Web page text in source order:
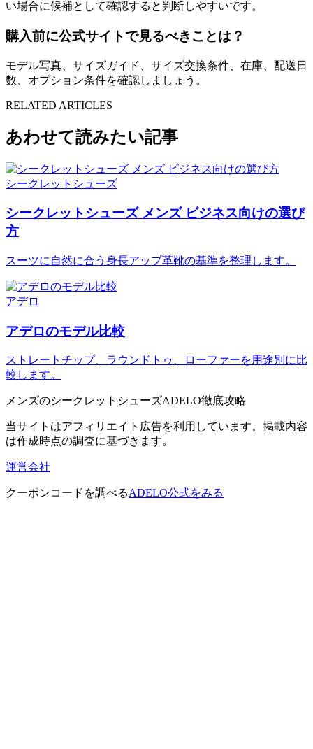
い場合に候補として確認すると判断しやすいです。
購入前に公式サイトで見るべきことは？
モデル写真、サイズガイド、サイズ交換条件、在庫、配送日
数、オプション条件を確認しましょう。
RELATED ARTICLES
あわせて読みたい記事
シークレットシューズ
シークレットシューズ メンズ ビジネス向けの選び
方
スーツに自然に合う身長アップ革靴の基準を整理します。
アデロ
アデロのモデル比較
ストレートチップ、ラウンドトゥ、ローファーを用途別に比
較します。
メンズのシークレットシューズADELO徹底攻略
当サイトはアフィリエイト広告を利用しています。掲載内容
は作成時点の調査に基づきます。
運営会社
クーポンコードを調べるADELO公式をみる